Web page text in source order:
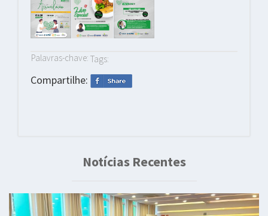
Palavras-chave: Tags:
Compartilhe:
Notícias Recentes